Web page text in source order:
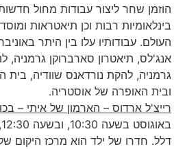
הוזמן שחר ליצור עבודות מחול חדשות
בינלאומיות רבות וכן תיאטראות
אנג'לס, תיאטרון סארברוקן גרמניה,
גרמניה, להקת נורדאנס שוודיה, בית
ובית האופרה של אוסטריה.
רייצ'ל ארדוס – הארמון של איתי–בכורה
דלל. חדרו של ילד הוא מרכז היקום